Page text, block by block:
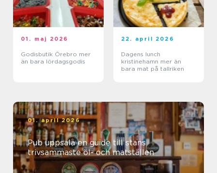
01. maj 2026
Godisbutik Örebro mer
än bara lördagsgodis
22. april 2026
Dagens lunch
kristinehamn mer än
bara mat på tallriken
01. april 2026
Pub uppsala en guide till stans
trivsammaste öl- och matställen